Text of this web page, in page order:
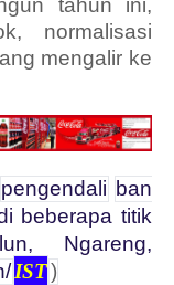
tahun ini,
normalisasi
mengalir ke
pengendali ban
beberapa titik
Ngareng,
IST)